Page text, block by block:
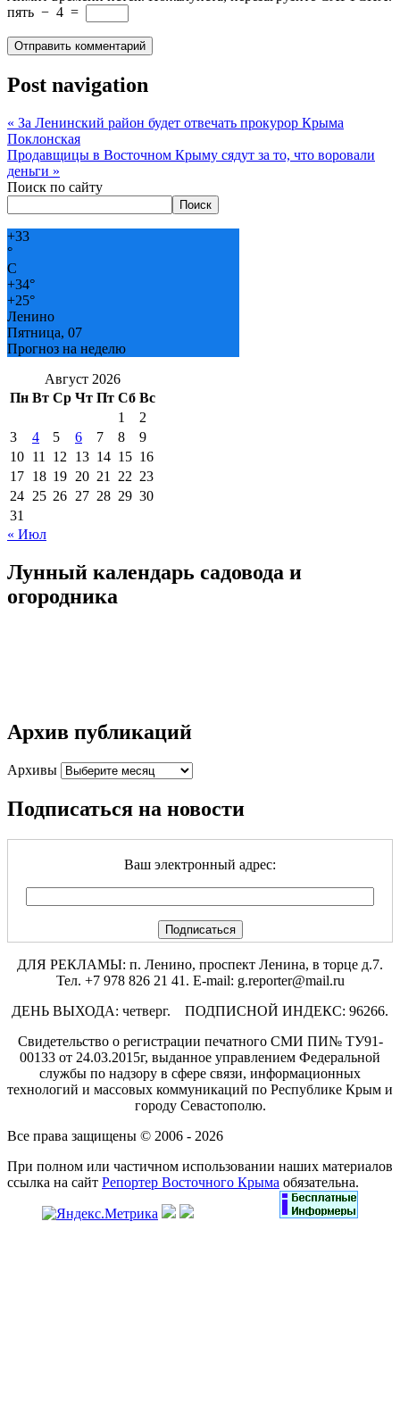
пять − 4 =
Post navigation
« За Ленинский район будет отвечать прокурор Крыма
Поклонская
Продавщицы в Восточном Крыму сядут за то, что воровали
деньги »
Поиск по сайту
Поиск
+33
°
C
+34°
+25°
Ленино
Пятница, 07
Прогноз на неделю
Август 2026
Пн Вт Ср Чт Пт Сб Вс
1
2
3
4 5 6 7 8
9
10 11 12 13 14 15 16
17 18 19 20 21 22 23
24 25 26 27 28 29 30
31
« Июл
Лунный календарь садовода и
огородника
Архив публикаций
Архивы
Подписаться на новости
Ваш электронный адрес:
ДЛЯ РЕКЛАМЫ: п. Ленино, проспект Ленина, в торце д.7.
Тел. +7 978 826 21 41. E-mail: g.reporter@mail.ru
ДЕНЬ ВЫХОДА: четверг. ПОДПИСНОЙ ИНДЕКС: 96266.
Свидетельство о регистрации печатного СМИ ПИ№ ТУ91-
00133 от 24.03.2015г, выданное управлением Федеральной
службы по надзору в сфере связи, информационных
технологий и массовых коммуникаций по Республике Крым и
городу Севастополю.
Все права защищены © 2006 - 2026
При полном или частичном использовании наших материалов
ссылка на сайт Репортер Восточного Крыма обязательна.